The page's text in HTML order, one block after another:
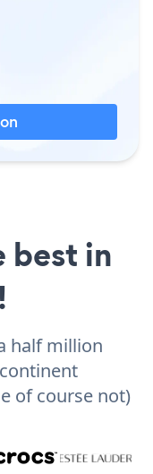
best in
half million
of course not)